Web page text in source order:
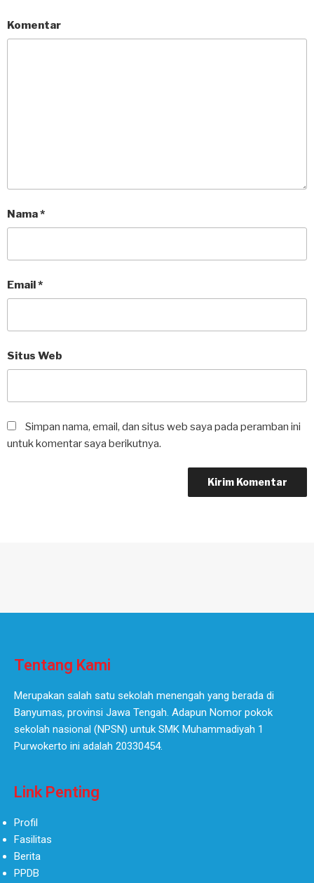
Komentar
Nama*
Email*
Situs Web
Simpan nama, email, dan situs web saya pada peramban ini
untuk komentar saya berikutnya.
Tentang Kami
Merupakan salah satu sekolah menengah yang berada di
Banyumas, provinsi Jawa Tengah. Adapun Nomor pokok
sekolah nasional (NPSN) untuk SMK Muhammadiyah 1
Purwokerto ini adalah 20330454.
Link Penting
Profil
Fasilitas
Berita
PPDB